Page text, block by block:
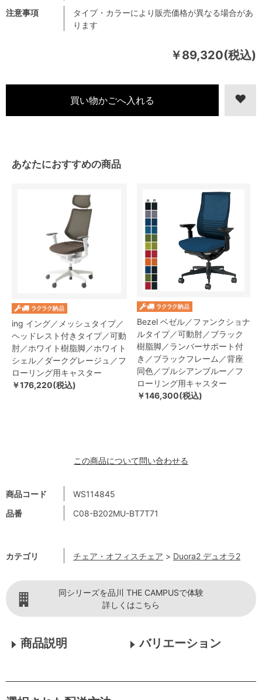
￥89,320(税込)
商品コード
WS114845
品番
C08-B202MU-BT7T71
カテゴリ チェア・オフィスチェア > Duora2 デュオラ2
注意事項
タイプ・カラーにより販売価格が異なる場合があ
ります
あなたにおすすめの商品
ing イング／メッシュタイプ／
ヘッドレスト付きタイプ／可動
肘／ホワイト樹脂脚／ホワイト
シェル／ダークグレージュ／フ
ローリング用キャスター
￥176,220(税込)
Bezel ベゼル／ファンクショナ
ルタイプ／可動肘／ブラック
樹脂脚／ランバーサポート付
き／ブラックフレーム／背座
同色／プルシアンブルー／フ
ローリング用キャスター
￥146,300(税込)
この商品について問い合わせる
同シリーズを品川 THE CAMPUSで体験
詳しくはこちら
商品説明 バリエーション